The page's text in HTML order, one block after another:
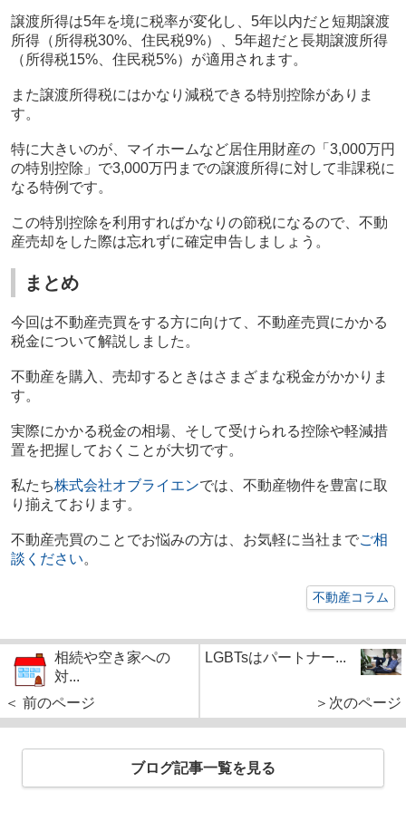
譲渡所得は5年を境に税率が変化し、5年以内だと短期譲渡
所得（所得税30%、住民税9%）、5年超だと長期譲渡所得
（所得税15%、住民税5%）が適用されます。
また譲渡所得税にはかなり減税できる特別控除がありま
す。
特に大きいのが、マイホームなど居住用財産の「3,000万円
の特別控除」で3,000万円までの譲渡所得に対して非課税に
なる特例です。
この特別控除を利用すればかなりの節税になるので、不動
産売却をした際は忘れずに確定申告しましょう。
まとめ
今回は不動産売買をする方に向けて、不動産売買にかかる
税金について解説しました。
不動産を購入、売却するときはさまざまな税金がかかりま
す。
実際にかかる税金の相場、そして受けられる控除や軽減措
置を把握しておくことが大切です。
私たち株式会社オブライエンでは、不動産物件を豊富に取
り揃えております。
不動産売買のことでお悩みの方は、お気軽に当社までご相
談ください。
不動産コラム
相続や空き家への
対...
＜ 前のページ
LGBTsはパートナー...
＞次のページ
ブログ記事一覧を見る